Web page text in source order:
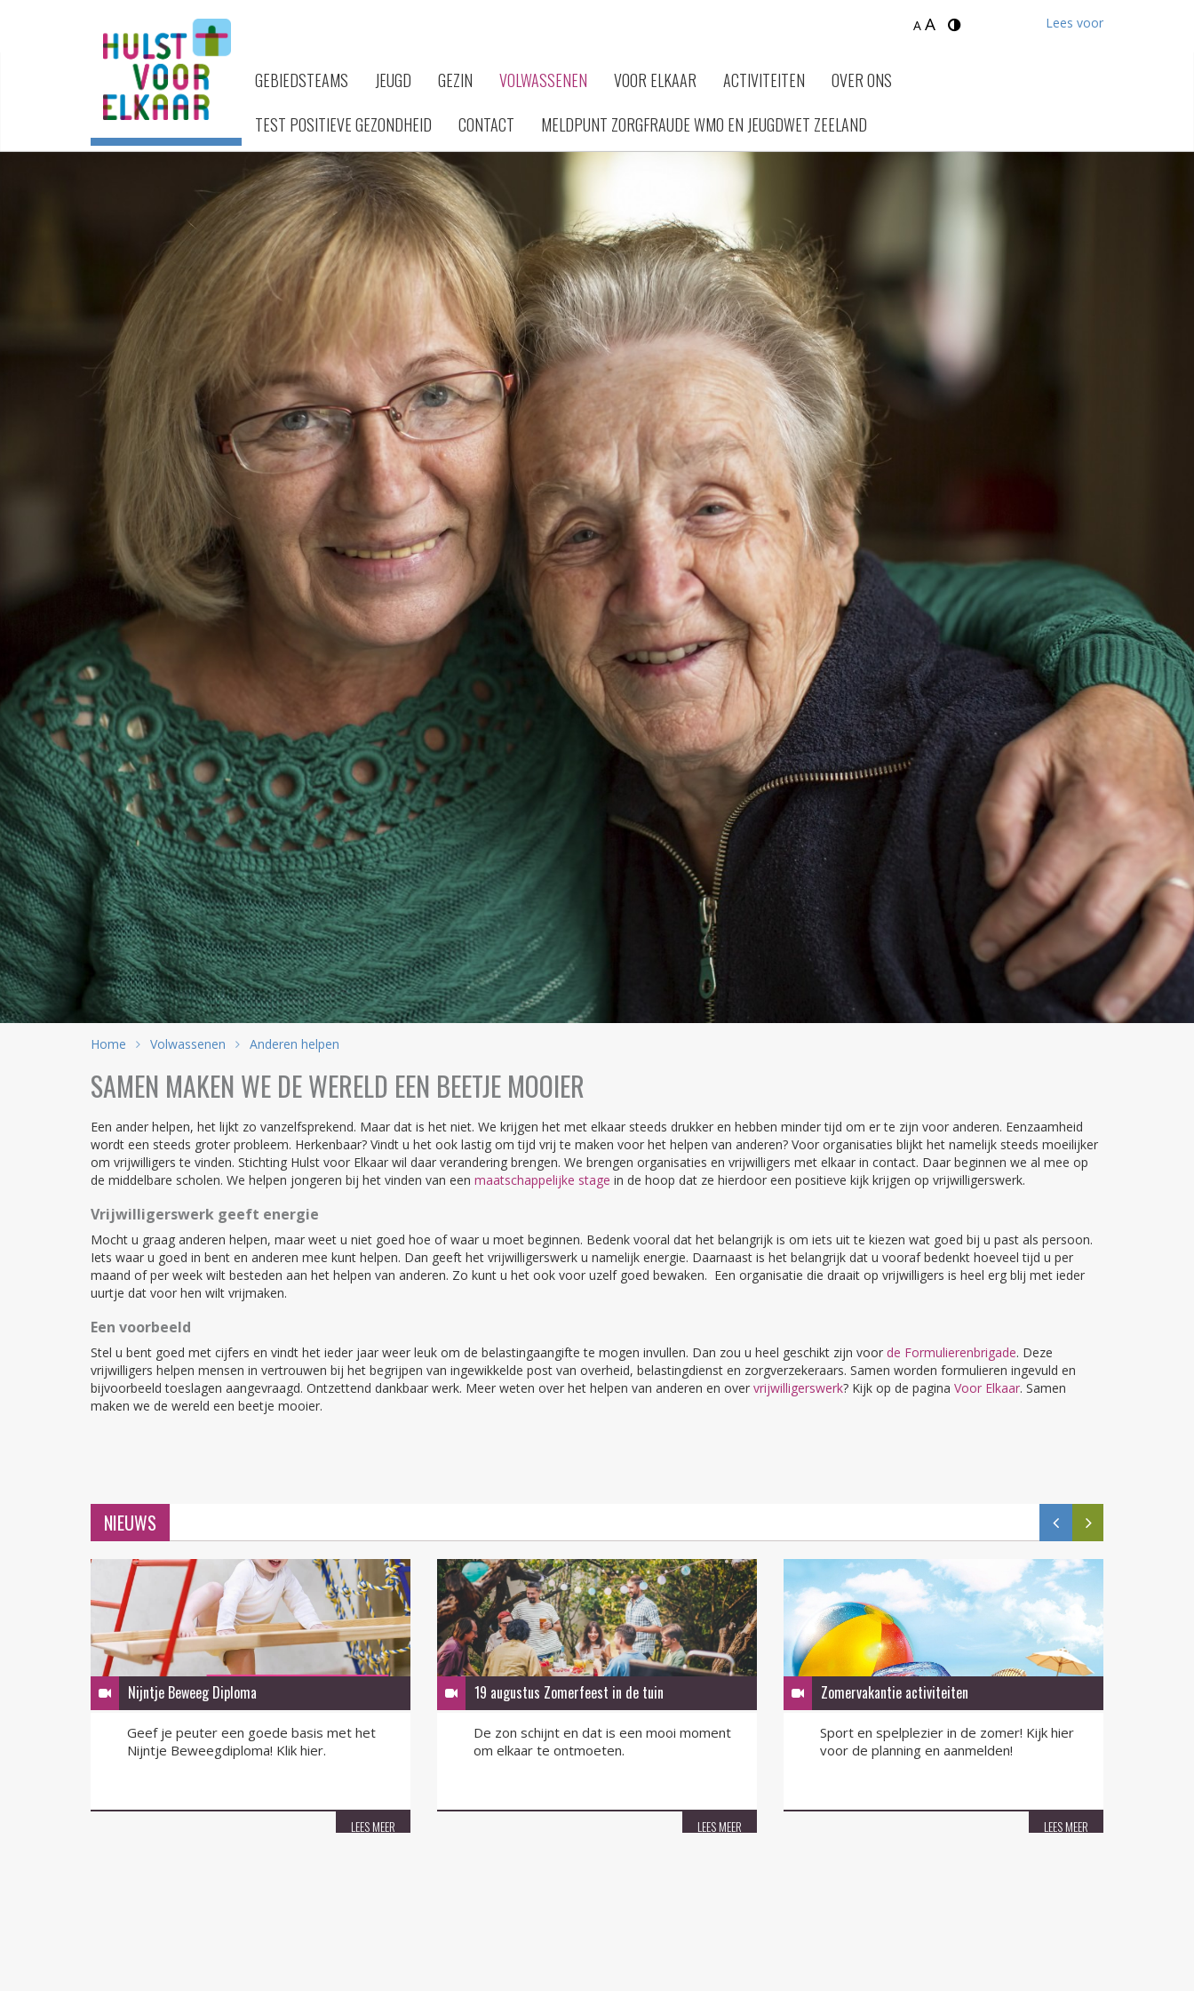
A A Lees voor
GEBIEDSTEAMS JEUGD GEZIN VOLWASSENEN VOOR ELKAAR ACTIVITEITEN
OVER ONS
TEST POSITIEVE GEZONDHEID
CONTACT MELDPUNT ZORGFRAUDE WMO EN JEUGDWET ZEELAND
Home Volwassenen Anderen helpen
SAMEN MAKEN WE DE WERELD EEN BEETJE MOOIER
Een ander helpen, het lijkt zo vanzelfsprekend. Maar dat is het niet. We krijgen het met elkaar steeds drukker en hebben minder tijd om er te zijn voor anderen. Eenzaamheid
wordt een steeds groter probleem. Herkenbaar? Vindt u het ook lastig om tijd vrij te maken voor het helpen van anderen? Voor organisaties blijkt het namelijk steeds moeilijker
om vrijwilligers te vinden. Stichting Hulst voor Elkaar wil daar verandering brengen. We brengen organisaties en vrijwilligers met elkaar in contact. Daar beginnen we al mee op
de middelbare scholen. We helpen jongeren bij het vinden van een maatschappelijke stage in de hoop dat ze hierdoor een positieve kijk krijgen op vrijwilligerswerk.
Vrijwilligerswerk geeft energie
Mocht u graag anderen helpen, maar weet u niet goed hoe of waar u moet beginnen. Bedenk vooral dat het belangrijk is om iets uit te kiezen wat goed bij u past als persoon.
Iets waar u goed in bent en anderen mee kunt helpen. Dan geeft het vrijwilligerswerk u namelijk energie. Daarnaast is het belangrijk dat u vooraf bedenkt hoeveel tijd u per
maand of per week wilt besteden aan het helpen van anderen. Zo kunt u het ook voor uzelf goed bewaken. Een organisatie die draait op vrijwilligers is heel erg blij met ieder
uurtje dat voor hen wilt vrijmaken.
Een voorbeeld
Stel u bent goed met cijfers en vindt het ieder jaar weer leuk om de belastingaangifte te mogen invullen. Dan zou u heel geschikt zijn voor de Formulierenbrigade. Deze
vrijwilligers helpen mensen in vertrouwen bij het begrijpen van ingewikkelde post van overheid, belastingdienst en zorgverzekeraars. Samen worden formulieren ingevuld en
bijvoorbeeld toeslagen aangevraagd. Ontzettend dankbaar werk. Meer weten over het helpen van anderen en over vrijwilligerswerk? Kijk op de pagina Voor Elkaar. Samen
maken we de wereld een beetje mooier.
NIEUWS
Nijntje Beweeg Diploma
Geef je peuter een goede basis met het
Nijntje Beweegdiploma! Klik hier.
LEES MEER
19 augustus Zomerfeest in de tuin
De zon schijnt en dat is een mooi moment
om elkaar te ontmoeten.
LEES MEER
Zomervakantie activiteiten
Sport en spelplezier in de zomer! Kijk hier
voor de planning en aanmelden!
LEES MEER